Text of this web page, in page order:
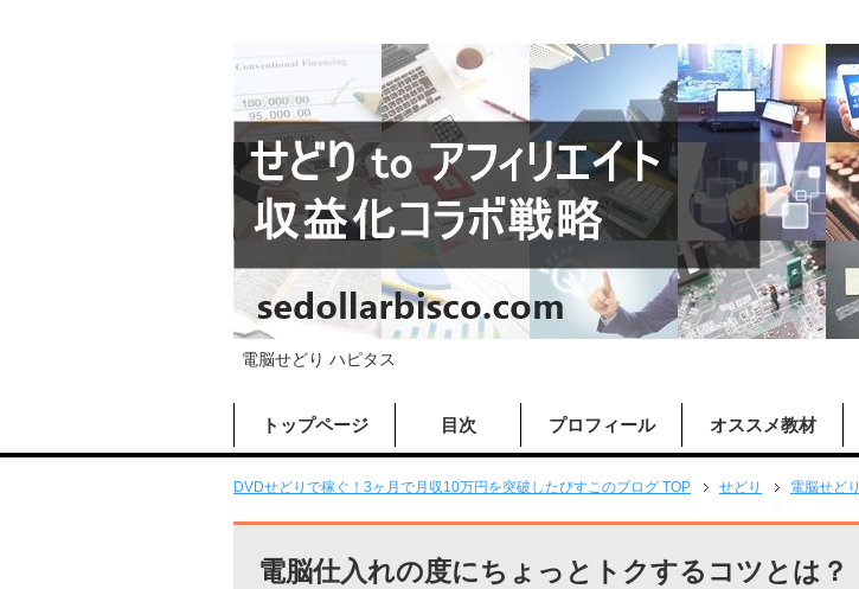
電脳せどり ハピタス
トップページ 目次 プロフィール オススメ教材
DVDせどりで稼ぐ！3ヶ月で月収10万円を突破したびすこのブログ TOP せどり 電脳せどり
電脳仕入れの度にちょっとトクするコツとは？